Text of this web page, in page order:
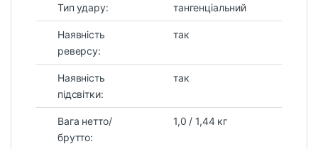
Тип удару: тангенціальний
Наявність
реверсу:
так
Наявність
підсвітки:
так
Вага нетто/
брутто:
1,0 / 1,44 кг